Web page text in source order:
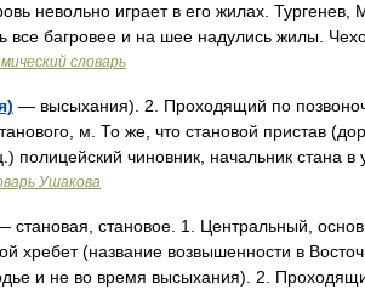
невольно играет в его жилах.
все багровее и на шее надулись жилы.
словарь
— высыхания). 2. Проходящий по
м. То же, что становой пристав
полицейский чиновник, начальник стана в
Ушакова
становая, становое. 1. Центральный,
хребет (название возвышенности в
и не во время высыхания). 2.